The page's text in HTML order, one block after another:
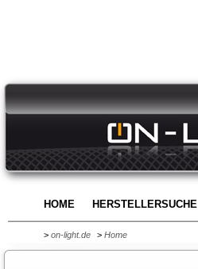
HOME HERSTELLERSUCHE
> on-light.de > Home